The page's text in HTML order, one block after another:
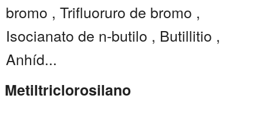
bromo , Trifluoruro de bromo ,
Isocianato de n-butilo , Butillitio ,
Anhíd...
Metiltriclorosilano